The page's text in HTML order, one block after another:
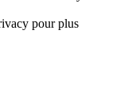
pour plus